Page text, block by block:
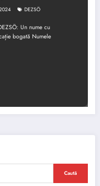
DEZSÖ
Un nume cu
bogată Numele
Caută